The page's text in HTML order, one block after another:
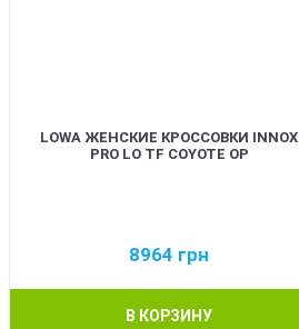
LOWA ЖЕНСКИЕ КРОССОВКИ INNOX
PRO LO TF COYOTE OP
8964 грн
В КОРЗИНУ